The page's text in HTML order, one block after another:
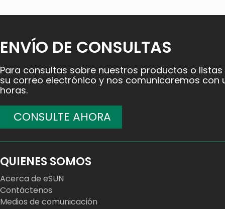
ENVÍO DE CONSULTAS
Para consultas sobre nuestros productos o
su correo electrónico y nos comunicaremos con
horas.
CONSULTE AHORA
QUIENES SOMOS
Acerca de eSUN
Contáctenos
Medios de comunicación